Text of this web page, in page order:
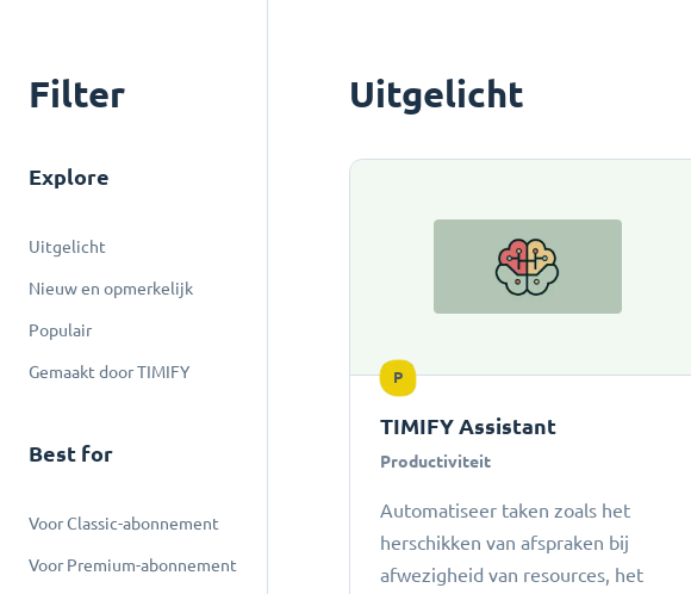
Filter
Explore
Uitgelicht
Nieuw en opmerkelijk
Populair
Gemaakt door TIMIFY
Best for
Voor Classic-abonnement
Voor Premium-abonnement
Uitgelicht
P
TIMIFY Assistant
Productiviteit
Automatiseer taken zoals het
herschikken van afspraken bij
afwezigheid van resources, het